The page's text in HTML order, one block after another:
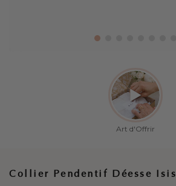
Collier Pendentif Déesse Isis